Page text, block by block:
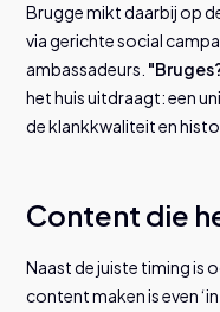
Brugge mikt daarbij op
via gerichte social
ambassadeurs.
het huis uitdraagt: een
de klankkwaliteit en
Content die
Naast de juiste timing is
content maken is even